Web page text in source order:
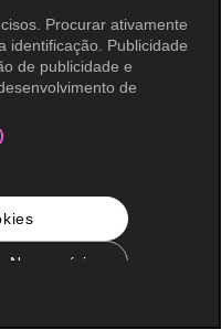
Procurar ativamente
identificação. Publicidade
de publicidade e
de
Necessários